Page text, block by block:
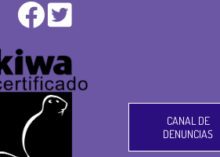
CANAL DE
DENUNCIAS